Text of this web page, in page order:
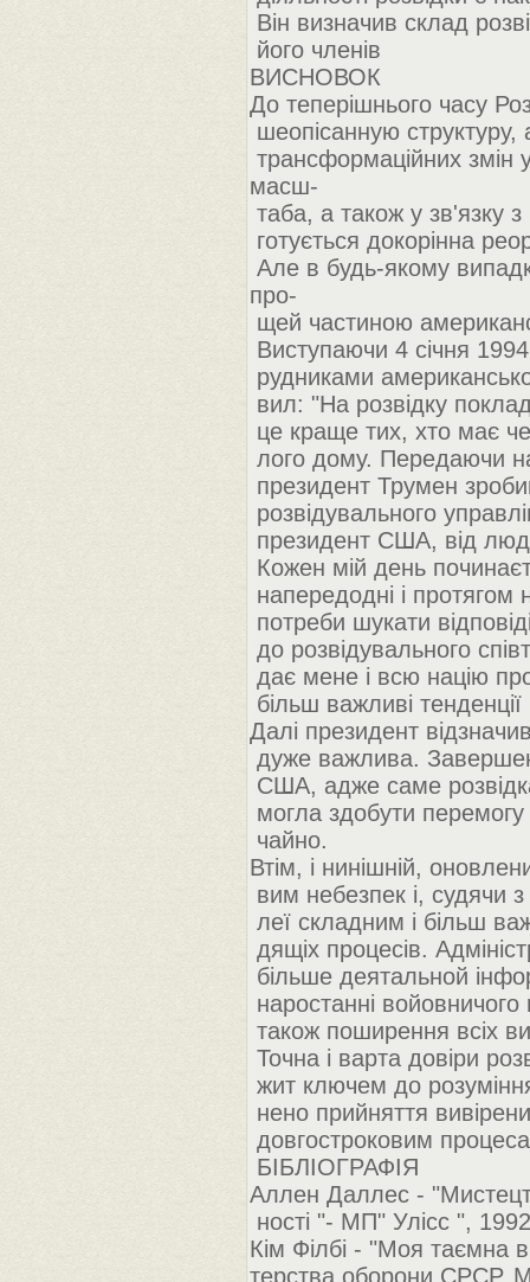
Він визначив склад
його членів
ВИСНОВОК
До теперішнього часу
шеопісанную
трансформаційних змін
масш-
таба, а також у зв'язку з
готується докорінна
Але в будь-якому
про-
щей частиною
Виступаючи 4 січня
рудниками
вил: "На розвідку
це краще тих, хто має
лого дому. Передаючи
президент Трумен
розвідувального
президент США, від
Кожен мій день
напередодні і
потреби шукати
до розвідувального
дає мене і всю націю
більш важливі тенденції
Далі президент
дуже важлива.
США, адже саме
могла здобути
чайно.
Втім, і нинішній,
вим небезпек і, судячи з
леї складним і більш
дящіх процесів.
більше деятальной
наростанні войовничого
також поширення всіх
Точна і варта довіри
жит ключем до
нено прийняття
довгостроковим
БІБЛІОГРАФІЯ
Аллен Даллес -
ності "- МП" Улісс ", 1992
Кім Філбі - "Моя таємна
терства оборони СРСР,